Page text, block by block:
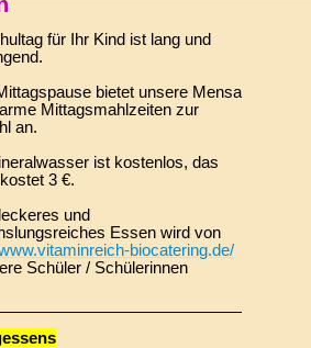
für Ihr Kind ist lang und
bietet unsere Mensa
Mittagsmahlzeiten zur
an.
ist kostenlos, das
3 €.
und
Essen wird von
biocatering.de/
Schüler / Schülerinnen